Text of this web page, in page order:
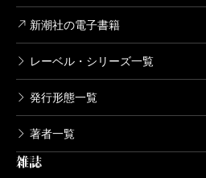
新潮社の電子書籍
レーベル・シリーズ一覧
発行形態一覧
著者一覧
雑誌